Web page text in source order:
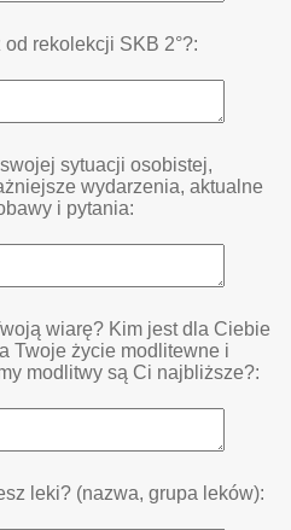
rekolekcji SKB 2°?:
sytuacji osobistej,
wydarzenia, aktualne
i pytania:
wiarę? Kim jest dla Ciebie
Twoje życie modlitewne i
modlitwy są Ci najbliższe?:
leki? (nazwa, grupa leków):